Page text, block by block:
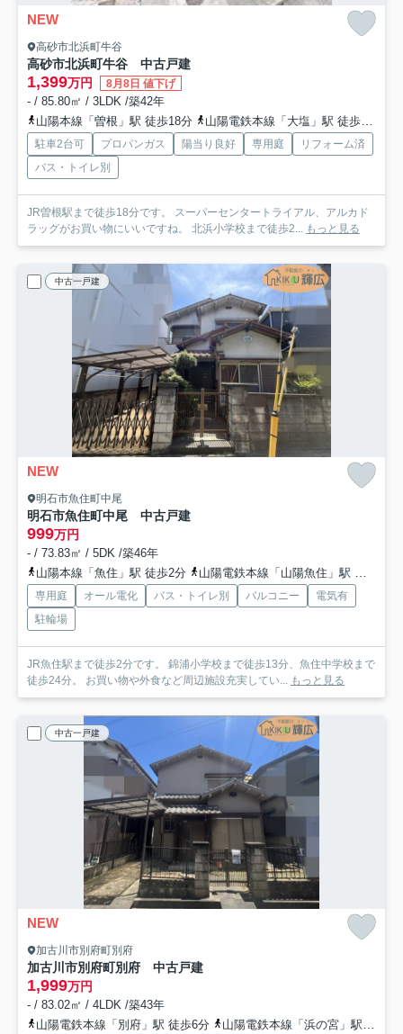
NEW
高砂市北浜町牛谷
高砂市北浜町牛谷 中古戸建
1,399万円 8月8日 値下げ
- / 85.80㎡ / 3LDK /築42年
山陽本線「曽根」駅 徒歩18分
山陽電鉄本線「大塩」駅 徒歩28分
駐車2台可 プロパンガス 陽当り良好 専用庭
リフォーム済
バス・トイレ別
JR曽根駅まで徒歩18分です。 スーパーセンタートライアル、アルカド
ラッグがお買い物にいいですね。 北浜小学校まで徒歩2... もっと見る
中古一戸建
NEW
明石市魚住町中尾
明石市魚住町中尾 中古戸建
999万円
- / 73.83㎡ / 5DK /築46年
山陽本線「魚住」駅 徒歩2分
山陽電鉄本線「山陽魚住」駅 徒歩13分
専用庭 オール電化 バス・トイレ別 バルコニー
電気有
駐輪場
JR魚住駅まで徒歩2分です。 錦浦小学校まで徒歩13分、魚住中学校まで
徒歩24分。 お買い物や外食など周辺施設充実してい... もっと見る
中古一戸建
NEW
加古川市別府町別府
加古川市別府町別府 中古戸建
1,999万円
- / 83.02㎡ / 4LDK /築43年
山陽電鉄本線「別府」駅 徒歩6分
山陽電鉄本線「浜の宮」駅 徒歩26分